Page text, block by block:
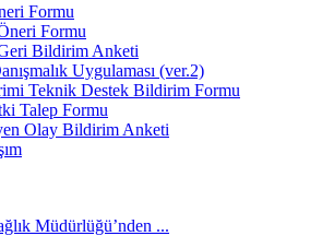
Formu
Formu
Bildirim Anketi
Uygulaması (ver.2)
Teknik Destek Bildirim Formu
Talep Formu
Olay Bildirim Anketi
Müdürlüğü’nden ...